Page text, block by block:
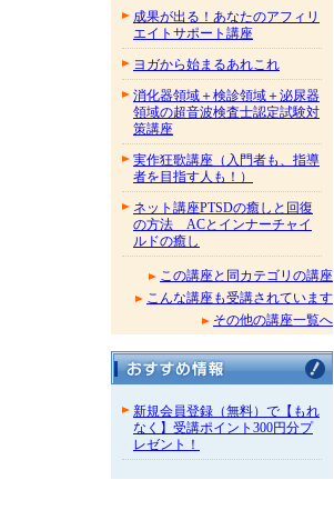
成果が出る！あなたのアフィリ
エイトサポート講座
ヨガから始まるあれこれ
消化器領域＋検診領域＋泌尿器
領域の超音波検査士認定試験対
策講座
実作狂歌講座（入門者も、指導
者を目指す人も！）
ネット講座PTSDの癒しと回復
の方法 ACとインナーチャイ
ルドの癒し
この講座と同カテゴリの講座
こんな講座も受講されています
その他の講座一覧へ
新規会員登録（無料）で【もれ
なく】受講ポイント300円分プ
レゼント！